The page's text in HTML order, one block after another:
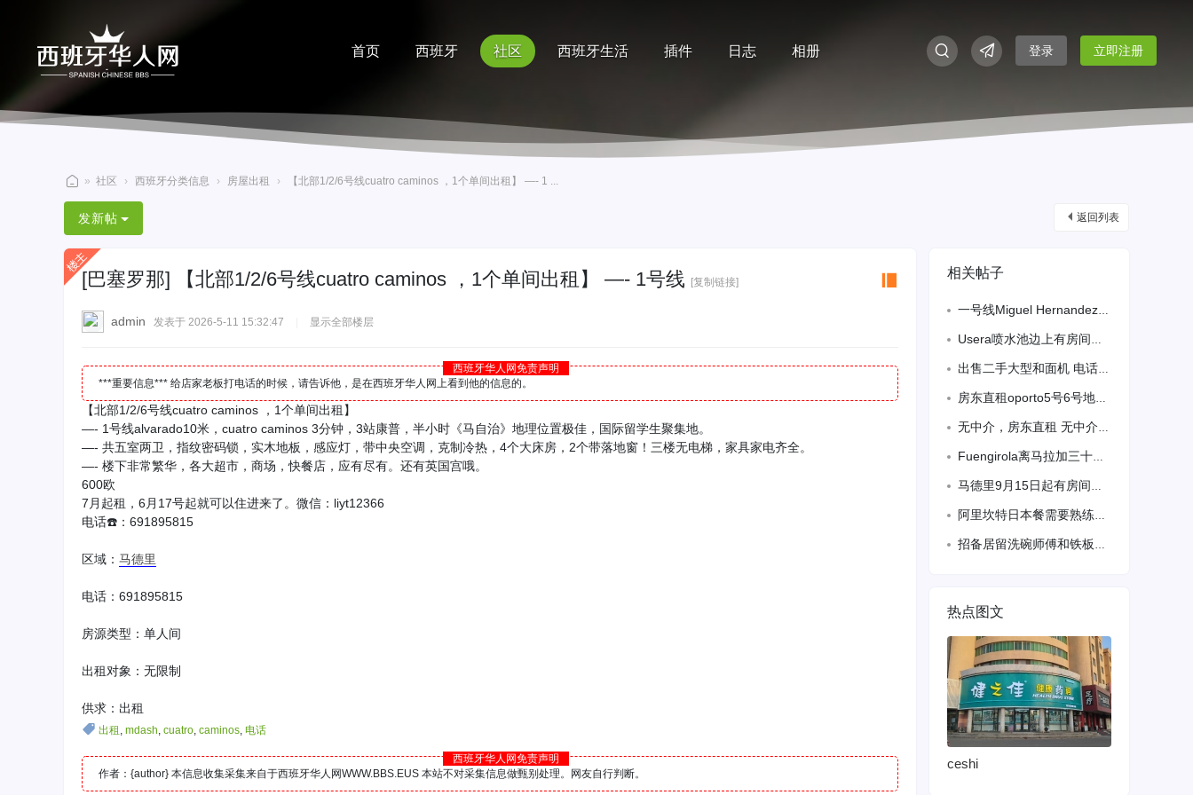
首页 西班牙 社区 西班牙生活 插件 日志 相册 登录 立即注册
西
班
牙
华
» 社区 › 西班牙分类信息 › 房屋出租 › 【北部1/2/6号线cuatro caminos ，1个单间出租】 —- 1 ...
返回列表
发新帖
[巴塞罗那] 【北部1/2/6号线cuatro caminos ，1个单间出租】 —- 1号线 [复制链接]
admin 发表于 2026-5-11 15:32:47 显示全部楼层
西班牙华人网免责声明
***重要信息*** 给店家老板打电话的时候，请告诉他，是在西班牙华人网上看到他的信息的。
【北部1/2/6号线cuatro caminos ，1个单间出租】
—- 1号线alvarado10米，cuatro caminos 3分钟，3站康普，半小时《马自治》地理位置极佳，国际留学生聚集地。
—- 共五室两卫，指纹密码锁，实木地板，感应灯，带中央空调，克制冷热，4个大床房，2个带落地窗！三楼无电梯，家具家电齐全。
—- 楼下非常繁华，各大超市，商场，快餐店，应有尽有。还有英国宫哦。
600欧
7月起租，6月17号起就可以住进来了。微信：liyt12366
电话☎️：691895815
区域： 马德里
电话：691895815
房源类型：单人间
出租对象：无限制
供求：出租
出租 , mdash, cuatro, caminos, 电话
西班牙华人网免责声明
作者：{author} 本信息收集采集来自于西班牙华人网WWW.BBS.EUS 本站不对采集信息做甄别处理。网友自行判断。
相关帖子
一号线Miguel Hernandez两房一独立厅
Usera喷水池边上有房间出租，住家人少，安静卫生，（单身女生）微信，手机同号：
出售二手大型和面机 电话：696209259 微信hao439998
房东直租oporto5号6号地铁口直达，单间带空调大床房可长短期出租，大厅空间大
无中介，房东直租 无中介，房东直租，马德里市中心salmanca 富人区.2、6
Fuengirola离马拉加三十公里海滨城市8月份大小房间日租周租，离海边特别近
马德里9月15日起有房间出租，房东直租 位置:plaza eliptica地铁口
阿里坎特日本餐需要熟练油锅一名 微信gzyy7788 电话610215761
招备居留洗碗师傅和铁板师傅 上班时间可能接不到电话，可以先加微信 微信电话同号
热点图文
ceshi